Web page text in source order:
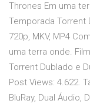
Thrones Em uma
Temporada Torrent
720p, MKV, MP4
uma terra onde.
Torrent Dublado e
Post Views: 4.622.
BluRay, Dual Áudio,